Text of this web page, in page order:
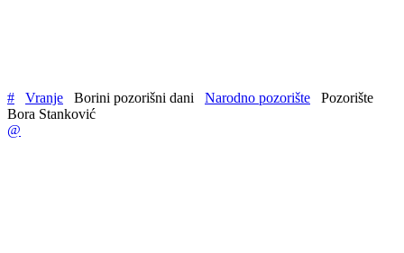
# Vranje Borini pozorišni dani Narodno pozorište
Pozorište
Bora Stanković
@